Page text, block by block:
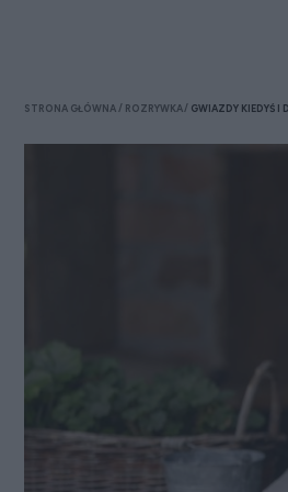
STRONA GŁÓWNA ROZRYWKA GWIAZDY KIEDYŚ I